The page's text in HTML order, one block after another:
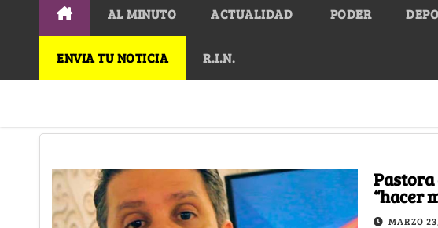
AL MINUTO ACTUALIDAD PODER
ENVIA TU NOTICIA R.I.N.
Pastora
“hacer
Arrázola
MARZO